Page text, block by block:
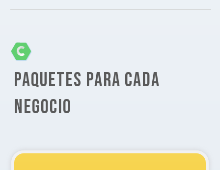
PAQUETES PARA CADA
NEGOCIO